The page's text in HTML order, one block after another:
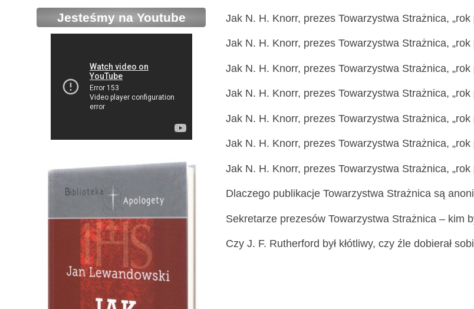
Jesteśmy na Youtube Jak N. H. Knorr, prezes Towarzystwa Strażnica,
Jak N. H. Knorr, prezes Towarzystwa Strażnica,
Jak N. H. Knorr, prezes Towarzystwa Strażnica,
Jak N. H. Knorr, prezes Towarzystwa Strażnica,
Jak N. H. Knorr, prezes Towarzystwa Strażnica,
Jak N. H. Knorr, prezes Towarzystwa Strażnica,
Jak N. H. Knorr, prezes Towarzystwa Strażnica,
Dlaczego publikacje Towarzystwa Strażnica są
Sekretarze prezesów Towarzystwa Strażnica – kim
Czy J. F. Rutherford był kłótliwy, czy źle dobierał